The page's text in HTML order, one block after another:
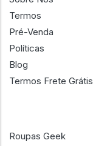
Termos
Pré-Venda
Políticas
Blog
Termos Frete Grátis
Roupas Geek